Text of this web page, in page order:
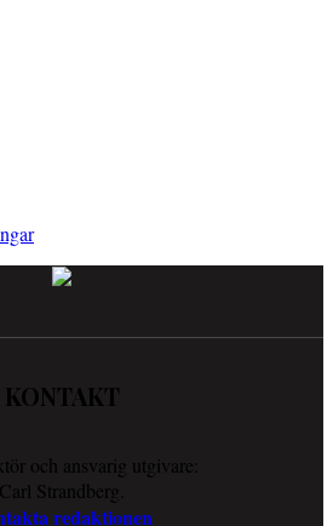
KONTAKT
och ansvarig utgivare:
Carl Strandberg.
redaktionen